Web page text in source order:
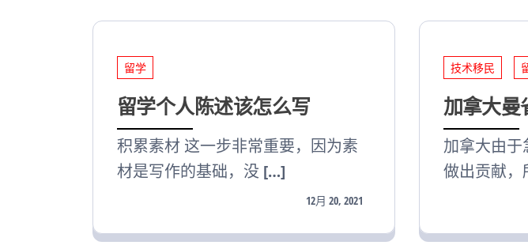
留学
留学个人陈述该怎么写
积累素材 这一步非常重要，因为素
材是写作的基础，没 […]
12月 20, 2021
技术移民
加拿大曼
加拿大由
做出贡献